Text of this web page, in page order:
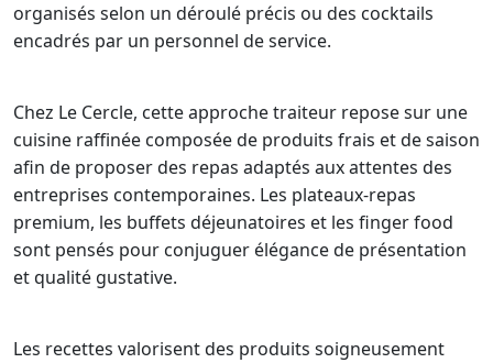
organisés selon un déroulé précis ou des cocktails
encadrés par un personnel de service.
Chez Le Cercle, cette approche traiteur repose sur une
cuisine raffinée composée de produits frais et de saison
afin de proposer des repas adaptés aux attentes des
entreprises contemporaines. Les plateaux-repas
premium, les buffets déjeunatoires et les finger food
sont pensés pour conjuguer élégance de présentation
et qualité gustative.
Les recettes valorisent des produits soigneusement